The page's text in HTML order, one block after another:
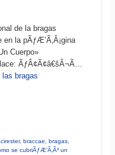
de la bragas
la pÃƒÆ’Ã‚Â¡gina
Cuerpo»
ÃƒÂ¢Ã¢â€šÂ¬Ã…
las bragas
, braccae, bragas,
se cubriÃƒÆ’Ã‚Â³ un